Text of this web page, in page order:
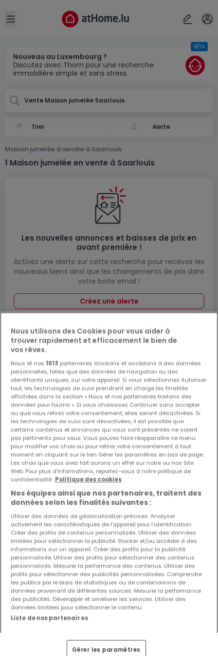
Open sidebar
Nouveau au Luxembourg ?
Discutez avec Thom pour une recherche
immobilière simple et sans stress.
BÊTA
Vente Maison jumelée Saarlouis
Alerte
Maison jumelée à vendre à Saarlouis
1 Maison jumelée en vente à Saarlouis
Les nouvelles annonces et baisses de prix en
avant première !
Activez une alerte sur cette recherche pour recevoir les
nouveaux biens ainsi que les changements de prix dans
votre boite email !
Créez une alerte
Maisons jumelées à vendre à proximité
Achat maisons jumelées à Schmelz
Achat maisons jumelées à Merzig
Achat maisons jumelées à Bous
Achat maisons jumelées à Rehlingen-Siersburg
Achat maisons jumelées à Beckingen
Maison jumelée 7 pièces à vendre àSaarlouis(DE)
299 500 €
125
Localité(s)
Annuler OK
Nous utilisons des Cookies pour vous aider à
trouver rapidement et efficacement le bien de
vos rêves.
Nous et nos 1013 partenaires stockons et accédons à des données
personnelles, telles que des données de navigation ou des
identifiants uniques, sur votre appareil. Si vous sélectionnez Autoriser
tout, les technologies de suivi prendront en charge les finalités
affichées dans la section « Nous et nos partenaires traitons des
données pour fournir ». Si vous choisissez Continuer sans accepter
ou que vous retirez votre consentement, elles seront désactivées. Si
les technologies de suivi sont désactivées, il est possible que
certains contenus et annonces qui vous sont présentés ne soient
pas pertinents pour vous. Vous pouvez faire réapparaître ce menu
pour modifier vos choix ou pour retirer votre consentement à tout
moment en cliquant sur le lien Gérer les paramètres en bas de page.
Les choix que vous avez fait aurons un effet sur notre ou nos Site
Web. Pour plus d’informations, reportez-vous à notre politique de
confidentialité. Politique des cookies
Nos équipes ainsi que nos partenaires, traitent des
données selon les finalités suivantes :
Utiliser des données de géolocalisation précises. Analyser
activement les caractéristiques de l’appareil pour l’identification.
Créer des profils de contenus personnalisés. Utiliser des données
limitées pour sélectionner la publicité. Stocker et/ou accéder à des
informations sur un appareil. Créer des profils pour la publicité
personnalisée. Utiliser des profils pour sélectionner des contenus
personnalisés. Mesurer la performance des contenus. Utiliser des
profils pour sélectionner des publicités personnalisées. Comprendre
les publics par le biais de statistiques ou de combinaisons de
données provenant de différentes sources. Mesurer la performance
des publicités. Développer et améliorer les services. Utiliser des
données limitées pour sélectionner le contenu.
Liste de nos partenaires
Gérer les paramètres